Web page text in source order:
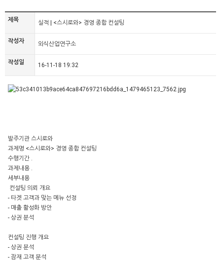
제목 실적 | <스시로와> 경영 종합 컨설팅
작성자 외식산업연구소
작성일 16-11-18 19:32
발주기관 스시로와
과제명 <스시로와> 경영 종합 컨설팅
수행기간 .
과제내용 .
세부내용
컨설팅 의뢰 개요
- 타겟 고객과 맞는 메뉴 선정
- 매출 활성화 방안
- 상권 분석
컨설팅 진행 개요
- 상권 분석
- 잠재 고객 분석